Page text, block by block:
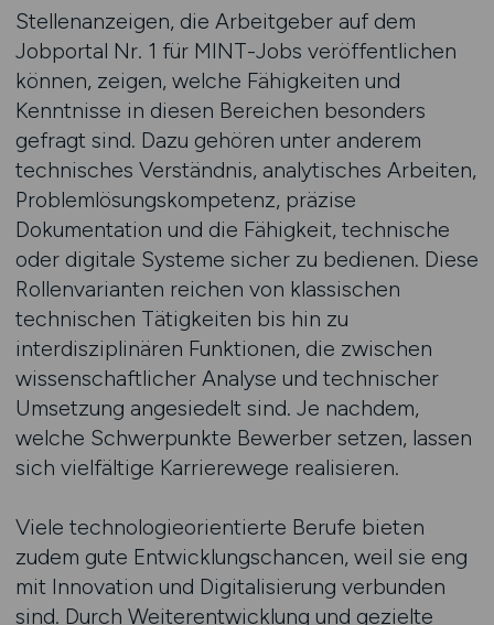
Stellenanzeigen, die Arbeitgeber auf dem
Jobportal Nr. 1 für MINT-Jobs veröffentlichen
können, zeigen, welche Fähigkeiten und
Kenntnisse in diesen Bereichen besonders
gefragt sind. Dazu gehören unter anderem
technisches Verständnis, analytisches Arbeiten,
Problemlösungskompetenz, präzise
Dokumentation und die Fähigkeit, technische
oder digitale Systeme sicher zu bedienen. Diese
Rollenvarianten reichen von klassischen
technischen Tätigkeiten bis hin zu
interdisziplinären Funktionen, die zwischen
wissenschaftlicher Analyse und technischer
Umsetzung angesiedelt sind. Je nachdem,
welche Schwerpunkte Bewerber setzen, lassen
sich vielfältige Karrierewege realisieren.
Viele technologieorientierte Berufe bieten
zudem gute Entwicklungschancen, weil sie eng
mit Innovation und Digitalisierung verbunden
sind. Durch Weiterentwicklung und gezielte